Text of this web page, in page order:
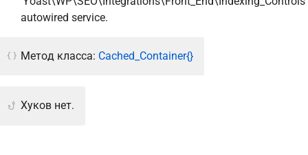
autowired service.
Метод класса: Cached_Container{}
Хуков нет.